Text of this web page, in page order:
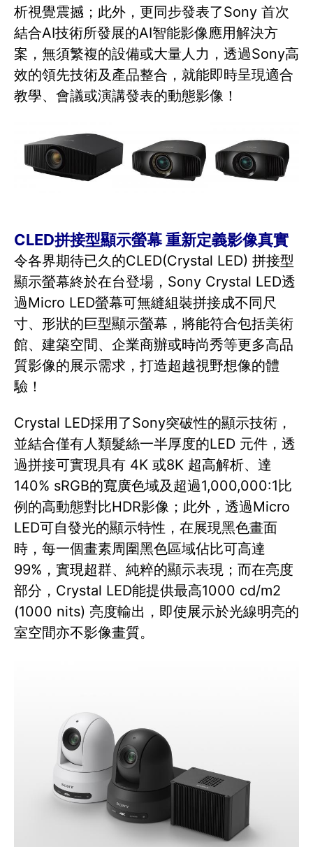
析視覺震撼；此外，更同步發表了Sony 首次
結合AI技術所發展的AI智能影像應用解決方
案，無須繁複的設備或大量人力，透過Sony高
效的領先技術及產品整合，就能即時呈現適合
教學、會議或演講發表的動態影像！
CLED拼接型顯示螢幕 重新定義影像真實
令各界期待已久的CLED(Crystal LED) 拼接型
顯示螢幕終於在台登場，Sony Crystal LED透
過Micro LED螢幕可無縫組裝拼接成不同尺
寸、形狀的巨型顯示螢幕，將能符合包括美術
館、建築空間、企業商辦或時尚秀等更多高品
質影像的展示需求，打造超越視野想像的體
驗！
Crystal LED採用了Sony突破性的顯示技術，
並結合僅有人類髮絲一半厚度的LED 元件，透
過拼接可實現具有 4K 或8K 超高解析、達
140% sRGB的寬廣色域及超過1,000,000:1比
例的高動態對比HDR影像；此外，透過Micro
LED可自發光的顯示特性，在展現黑色畫面
時，每一個畫素周圍黑色區域佔比可高達
99%，實現超群、純粹的顯示表現；而在亮度
部分，Crystal LED能提供最高1000 cd/m2
(1000 nits) 亮度輸出，即使展示於光線明亮的
室空間亦不影像畫質。